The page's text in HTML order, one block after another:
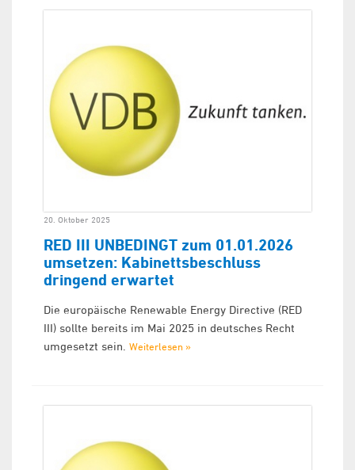
20. Oktober 2025
RED III UNBEDINGT zum 01.01.2026
umsetzen: Kabinettsbeschluss
dringend erwartet
Die europäische Renewable Energy Directive (RED
III) sollte bereits im Mai 2025 in deutsches Recht
umgesetzt sein. Weiterlesen »